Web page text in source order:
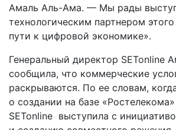
Амаль Аль-Ама. — Мы рады
технологическим партнером
пути к цифровой экономике».
Генеральный директор SETonline
сообщила, что коммерческие
раскрываются. По ее словам,
о создании на базе
SETonline выступила с